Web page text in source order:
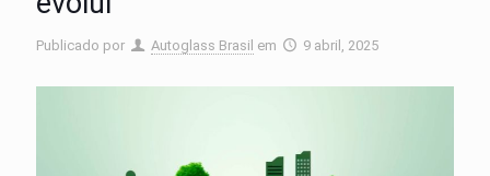
Publicado por Autoglass Brasil em 9 abril, 2025